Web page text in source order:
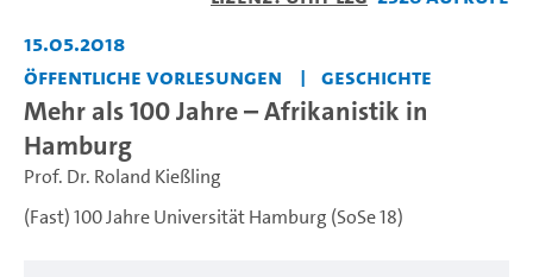
15.05.2018
Öffentliche Vorlesungen
Geschichte
Mehr als 100 Jahre – Afrikanistik in
Hamburg
Prof. Dr. Roland Kießling
(Fast) 100 Jahre Universität Hamburg (SoSe 18)